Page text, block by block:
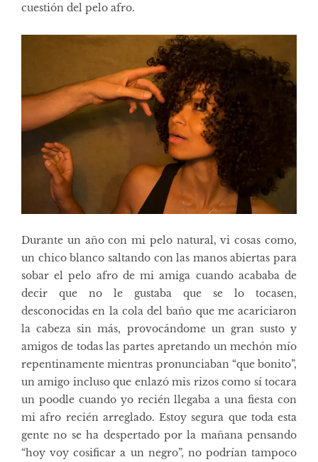
cuestión del pelo afro.
Durante un año con mi pelo natural, vi cosas como,
un chico blanco saltando con las manos abiertas para
sobar el pelo afro de mi amiga cuando acababa de
decir que no le gustaba que se lo tocasen,
desconocidas en la cola del baño que me acariciaron
la cabeza sin más, provocándome un gran susto y
amigos de todas las partes apretando un mechón mío
repentinamente mientras pronunciaban “que bonito”,
un amigo incluso que enlazó mis rizos como sí tocara
un poodle cuando yo recién llegaba a una fiesta con
mi afro recién arreglado. Estoy segura que toda esta
gente no se ha despertado por la mañana pensando
“hoy voy cosificar a un negro”, no podrían tampoco